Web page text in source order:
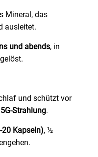
Mineral, das
ausleitet.
und abends, in
und schützt vor
5G-Strahlung.
Kapseln), ½